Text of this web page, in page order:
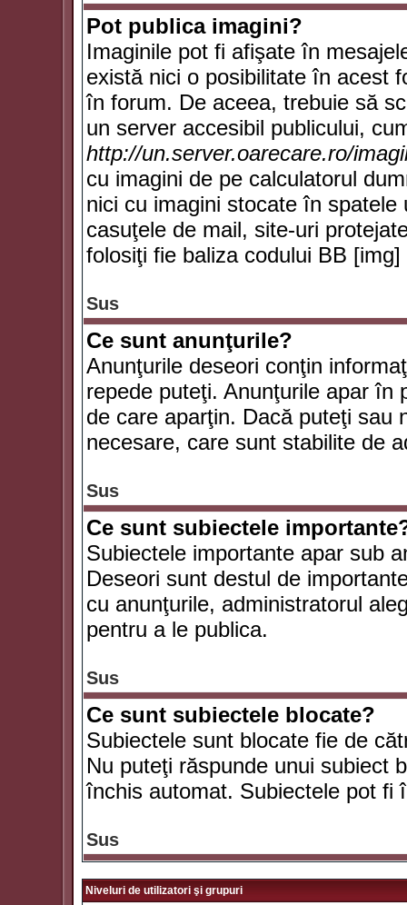
Pot publica imagini?
Imaginile pot fi afişate în
există nici o posibilitate în acest
în forum. De aceea, trebuie să
un server accesibil publicului,
http://un.server.oarecare.ro/
cu imagini de pe calculatorul
nici cu imagini stocate în
casuţele de mail, site-uri
folosiţi fie baliza codului BB
Sus
Ce sunt anunţurile?
Anunţurile deseori conţin
repede puteţi. Anunţurile apar în
de care aparţin. Dacă puteţi sau
necesare, care sunt stabilite de
Sus
Ce sunt subiectele
Subiectele importante apar sub
Deseori sunt destul de
cu anunţurile, administratorul
pentru a le publica.
Sus
Ce sunt subiectele blocate?
Subiectele sunt blocate fie de
Nu puteţi răspunde unui subiect
închis automat. Subiectele pot fi
Sus
Niveluri de utilizatori şi grupuri